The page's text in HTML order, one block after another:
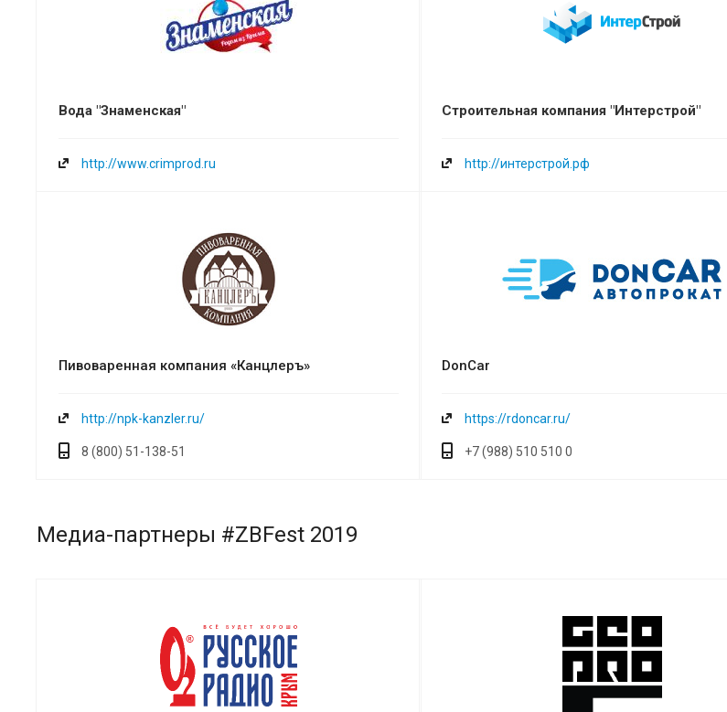
Вода "Знаменская"
http://www.crimprod.ru
Строительная компания "Интерстрой"
http://интерстрой.рф
Пивоваренная компания «Канцлеръ»
http://npk-kanzler.ru/
8 (800) 51-138-51
DonCar
https://rdoncar.ru/
+7 (988) 510 510 0
Медиа-партнеры #ZBFest 2019